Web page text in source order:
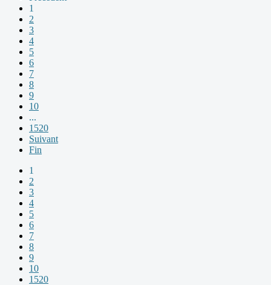
1
2
3
4
5
6
7
8
9
10
...
1520
Suivant
Fin
1
2
3
4
5
6
7
8
9
10
1520